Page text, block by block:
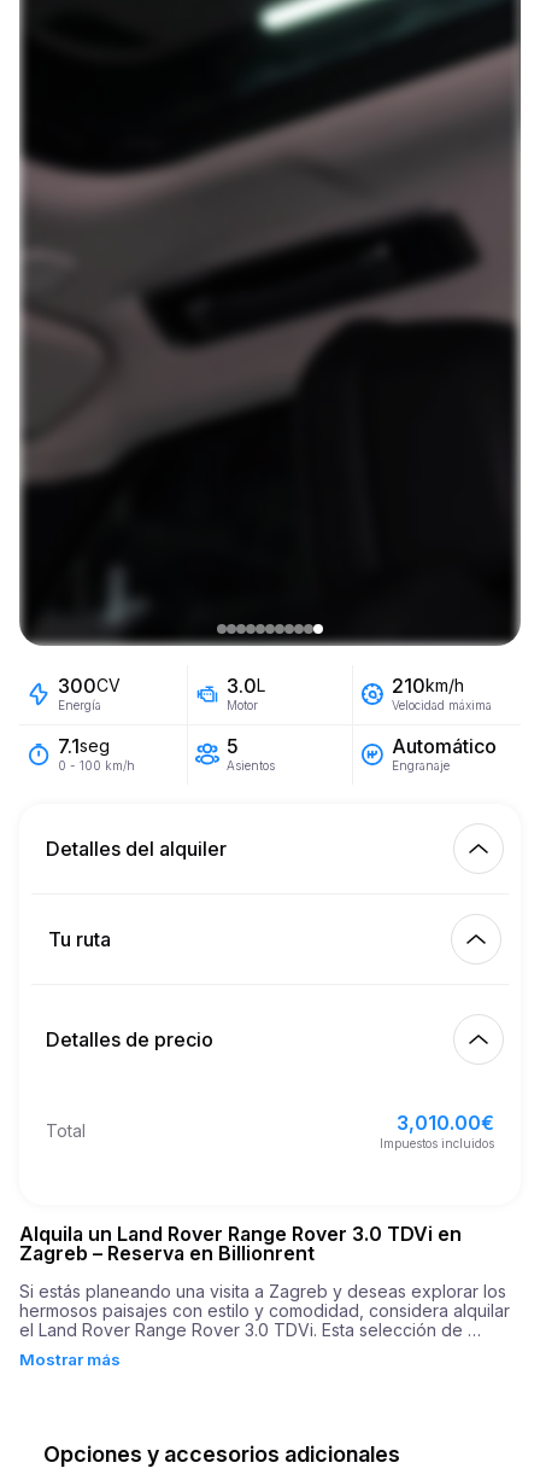
300CV
Energía
3.0L
Motor
210km/h
Velocidad máxima
7.1seg
0 - 100 km/h
5
Asientos
Automático
Engranaje
Detalles del alquiler
450.00
21
6,000.00 €
Tu ruta
Terminar
Detalles de precio
Total 3,010.00€
Impuestos incluidos
Alquila un Land Rover Range Rover 3.0 TDVi en
Zagreb – Reserva en Billionrent
Si estás planeando una visita a Zagreb y deseas explorar los
hermosos paisajes con estilo y comodidad, considera alquilar
el Land Rover Range Rover 3.0 TDVi. Esta selección de
ofreciendo una experiencia de conducción única. Con su
aceleración de 0 a 60 mph en solo 7,1 segundos, lo que lo
hace perfecto para navegar por los diversos terrenos de
Mostrar más
Opciones y accesorios adicionales